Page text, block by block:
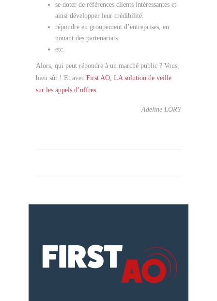
se doter de références clients intéressantes et
ainsi développer leur crédibilité.
répondre en groupement d’entreprises, en
nouant des partenariats.
etc.
Alors, qui peut répondre à un marché public ? Vous,
bien sûr ! Et avec First AO, LA solution de veille
sur les appels d’offres
Adeline LORY